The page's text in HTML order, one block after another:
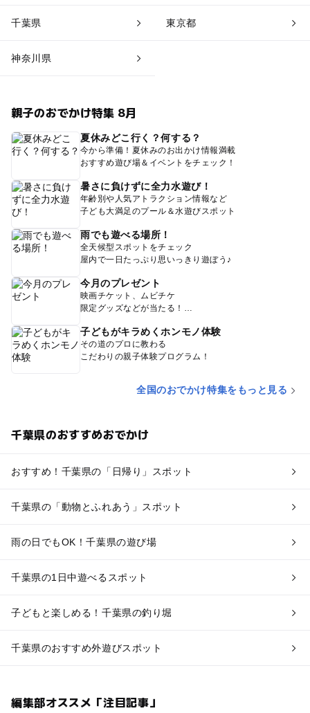
千葉県 東京都
神奈川県
親子のおでかけ特集 8月
夏休みどこ行く？何する？
今から準備！夏休みのお出かけ情報満載
おすすめ遊び場＆イベントをチェック！
暑さに負けずに全力水遊び！
年齢別や人気アトラクション情報など
子ども大満足のプール＆水遊びスポット
雨でも遊べる場所！
全天候型スポットをチェック
屋内で一日たっぷり思いっきり遊ぼう♪
今月のプレゼント
映画チケット、ムビチケ
限定グッズなどが当たる！
子どもがキラめくホンモノ体験
その道のプロに教わる
こだわりの親子体験プログラム！
全国のおでかけ特集をもっと見る
千葉県のおすすめおでかけ
おすすめ！千葉県の「日帰り」スポット
千葉県の「動物とふれあう」スポット
雨の日でもOK！千葉県の遊び場
千葉県の1日中遊べるスポット
子どもと楽しめる！千葉県の釣り堀
千葉県のおすすめ外遊びスポット
編集部オススメ「注目記事」